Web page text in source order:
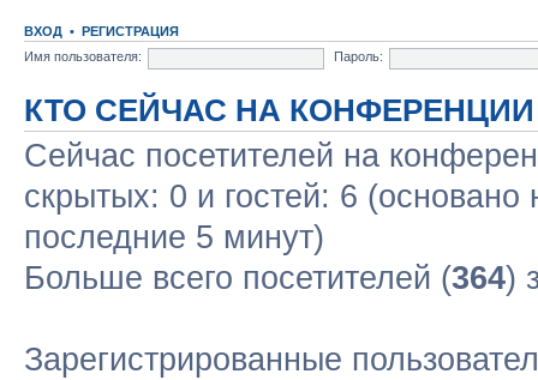
ВХОД • РЕГИСТРАЦИЯ
Имя пользователя:
Пароль:
КТО СЕЙЧАС НА КОНФЕРЕНЦИИ
Сейчас посетителей на
скрытых: 0 и гостей: 6 (основано
последние 5 минут)
Больше всего посетителей (364)
Зарегистрированные